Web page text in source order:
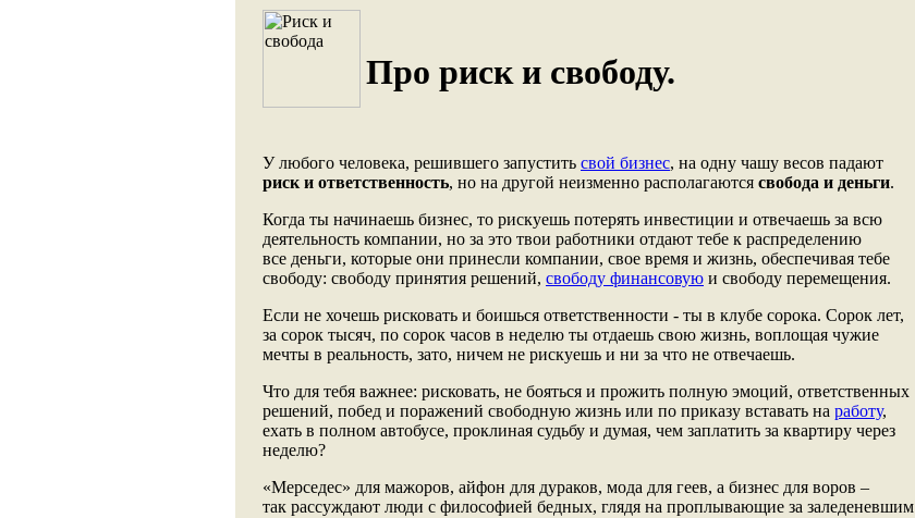
Про риск и свободу.
У любого человека, решившего запустить свой бизнес, на одну чашу весов падают
риск и ответственность, но на другой неизменно располагаются свобода и деньги.
Когда ты начинаешь бизнес, то рискуешь потерять инвестиции и отвечаешь за всю
деятельность компании, но за это твои работники отдают тебе к распределению
все деньги, которые они принесли компании, свое время и жизнь, обеспечивая тебе
свободу: свободу принятия решений, свободу финансовую и свободу перемещения.
Если не хочешь рисковать и боишься ответственности - ты в клубе сорока. Сорок лет,
за сорок тысяч, по сорок часов в неделю ты отдаешь свою жизнь, воплощая чужие
мечты в реальность, зато, ничем не рискуешь и ни за что не отвечаешь.
Что для тебя важнее: рисковать, не бояться и прожить полную эмоций, ответственных
решений, побед и поражений свободную жизнь или по приказу вставать на работу,
ехать в полном автобусе, проклиная судьбу и думая, чем заплатить за квартиру через
неделю?
«Мерседес» для мажоров, айфон для дураков, мода для геев, а бизнес для воров –
так рассуждают люди с философией бедных, глядя на проплывающие за заледеневшим